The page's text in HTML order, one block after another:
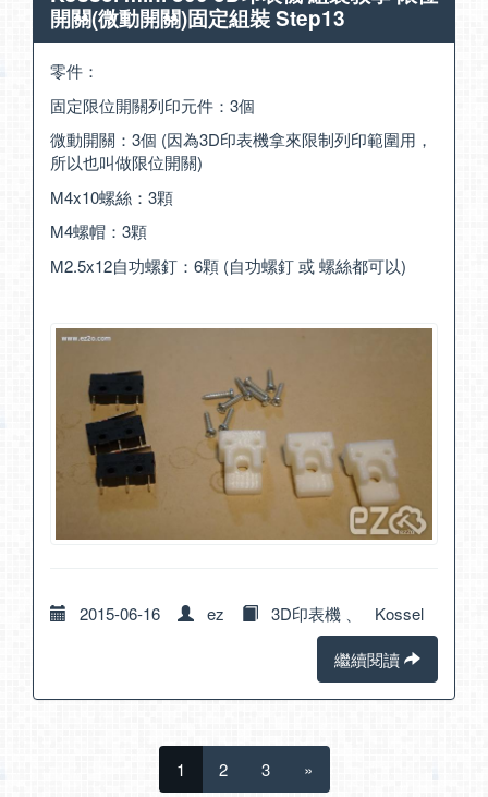
開關(微動開關)固定組裝 Step13
零件：
固定限位開關列印元件：3個
微動開關：3個 (因為3D印表機拿來限制列印範圍用，
所以也叫做限位開關)
M4x10螺絲：3顆
M4螺帽：3顆
M2.5x12自功螺釘：6顆 (自功螺釘 或 螺絲都可以)
2015-06-16 ez 3D印表機
Kossel
繼續閱讀
1 2 3 »